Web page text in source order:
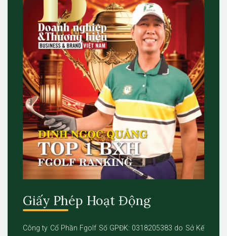
Giấy Phép Hoạt Động
Công ty Cổ Phần Fgolf Số GPĐK: 0318205383 do Sở Kế